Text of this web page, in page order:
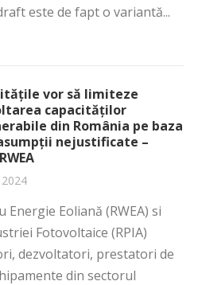
este de fapt o variantă...
vor să limiteze
capacităților
din România pe baza
nejustificate –
Eoliană (RWEA) si
Fotovoltaice (RPIA)
dezvoltatori, prestatori de
din sectorul